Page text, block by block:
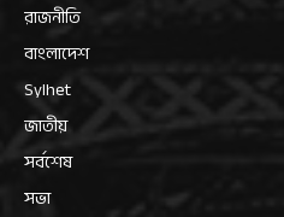
রাজনীতি
বাংলাদেশ
Sylhet
জাতীয়
সর্বশেষ
সভা